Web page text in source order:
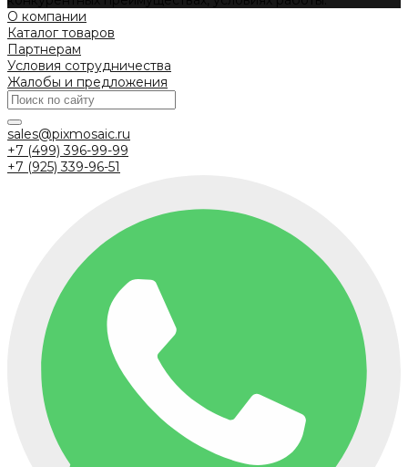
О компании
Каталог товаров
Партнерам
Условия сотрудничества
Жалобы и предложения
sales@pixmosaic.ru
+7 (499) 396-99-99
+7 (925) 339-96-51